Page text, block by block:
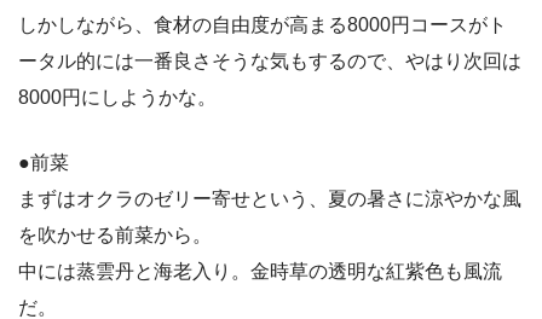
しかしながら、食材の自由度が高まる8000円コースがト
ータル的には一番良さそうな気もするので、やはり次回は
8000円にしようかな。
●前菜
まずはオクラのゼリー寄せという、夏の暑さに涼やかな風
を吹かせる前菜から。
中には蒸雲丹と海老入り。金時草の透明な紅紫色も風流
だ。